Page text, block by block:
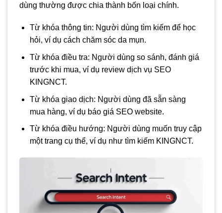
dùng thường được chia thành bốn loại chính.
Từ khóa thông tin: Người dùng tìm kiếm để học
hỏi, ví dụ cách chăm sóc da mụn.
Từ khóa điều tra: Người dùng so sánh, đánh giá
trước khi mua, ví dụ review dịch vụ SEO
KINGNCT.
Từ khóa giao dịch: Người dùng đã sẵn sàng
mua hàng, ví dụ báo giá SEO website.
Từ khóa điều hướng: Người dùng muốn truy cập
một trang cụ thể, ví dụ như tìm kiếm KINGNCT.